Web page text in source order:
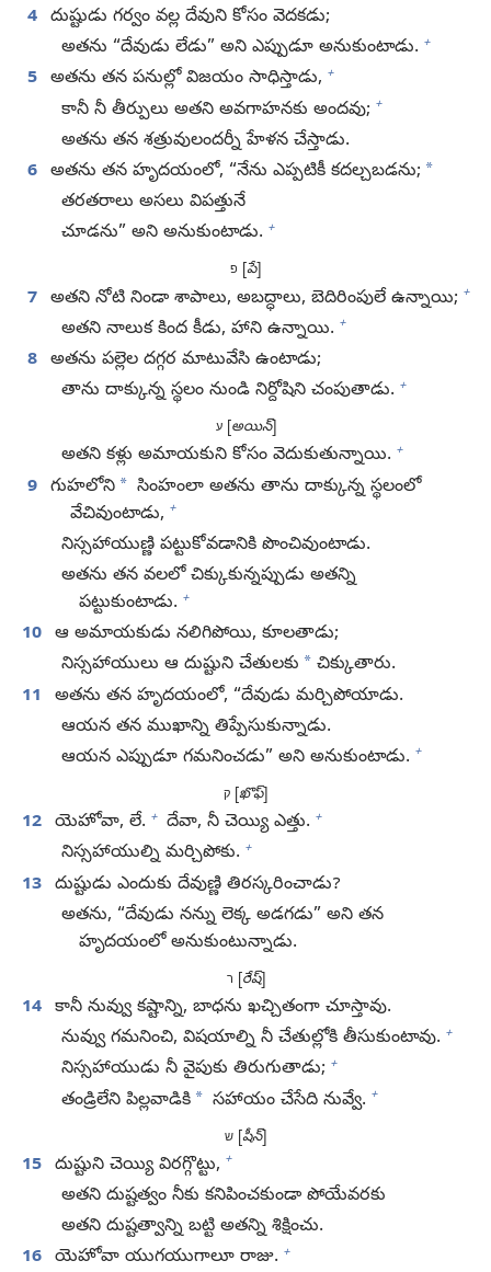
4 దుష్టుడు గర్వం వల్ల దేవుని కోసం వెదకడు;
అతను “దేవుడు లేడు” అని ఎప్పుడూ అనుకుంటాడు. +
5 అతను తన పనుల్లో విజయం సాధిస్తాడు, +
కానీ నీ తీర్పులు అతని అవగాహనకు అందవు; +
అతను తన శత్రువులందర్నీ హేళన చేస్తాడు.
6 అతను తన హృదయంలో, “నేను ఎప్పటికీ కదల్చబడను; *
తరతరాలు అసలు విపత్తునే
చూడను” అని అనుకుంటాడు. +
פ [పే]
7 అతని నోటి నిండా శాపాలు, అబద్ధాలు, బెదిరింపులే ఉన్నాయి; +
అతని నాలుక కింద కీడు, హాని ఉన్నాయి. +
8 అతను పల్లెల దగ్గర మాటువేసి ఉంటాడు;
తాను దాక్కున్న స్థలం నుండి నిర్దోషిని చంపుతాడు. +
ע[అయిన్‌]
అతని కళ్లు అమాయకుని కోసం వెదుకుతున్నాయి. +
9 గుహలోని * సింహంలా అతను తాను దాక్కున్న స్థలంలో
వేచివుంటాడు, +
నిస్సహాయుణ్ణి పట్టుకోవడానికి పొంచివుంటాడు.
అతను తన వలలో చిక్కుకున్నప్పుడు అతన్ని
పట్టుకుంటాడు. +
10 ఆ అమాయకుడు నలిగిపోయి, కూలతాడు;
నిస్సహాయులు ఆ దుష్టుని చేతులకు * చిక్కుతారు.
11
అతను తన హృదయంలో, “దేవుడు మర్చిపోయాడు.
ఆయన తన ముఖాన్ని తిప్పేసుకున్నాడు.
ఆయన ఎప్పుడూ గమనించడు” అని అనుకుంటాడు. +
ק [ఖొఫ్‌]
12 యెహోవా, లే. + దేవా, నీ చెయ్యి ఎత్తు. +
నిస్సహాయుల్ని మర్చిపోకు. +
13 దుష్టుడు ఎందుకు దేవుణ్ణి తిరస్కరించాడు?
అతను, “దేవుడు నన్ను లెక్క అడగడు” అని తన
హృదయంలో అనుకుంటున్నాడు.
ר [రేష్‌]
14 కానీ నువ్వు కష్టాన్ని, బాధను ఖచ్చితంగా చూస్తావు.
నువ్వు గమనించి, విషయాల్ని నీ చేతుల్లోకి తీసుకుంటావు. +
నిస్సహాయుడు నీ వైపుకు తిరుగుతాడు; +
తండ్రిలేని పిల్లవాడికి * సహాయం చేసేది నువ్వే. +
ש [షీన్‌]
15 దుష్టుని చెయ్యి విరగ్గొట్టు, +
అతని దుష్టత్వం నీకు కనిపించకుండా పోయేవరకు
అతని దుష్టత్వాన్ని బట్టి అతన్ని శిక్షించు.
16 యెహోవా యుగయుగాలూ రాజు. +